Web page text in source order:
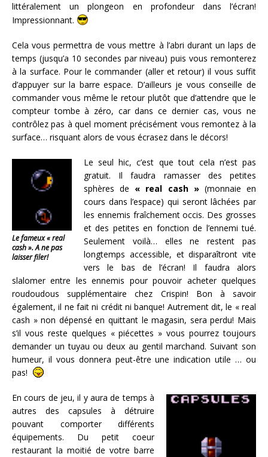
littéralement un plongeon en profondeur dans l’écran!
Impressionnant.
Cela vous permettra de vous mettre à l’abri durant un laps de
temps (jusqu’a 10 secondes par niveau) puis vous remonterez
à la surface. Pour le commander (aller et retour) il vous suffit
d’appuyer sur la barre espace. D’ailleurs je vous conseille de
commander vous même le retour plutôt que d’attendre que le
compteur tombe à zéro, car dans ce dernier cas, vous ne
contrôlez pas à quel moment précisément vous remontez à la
surface… risquant alors de vous écrasez dans le décors!
Le fameux « real
cash ». A ne pas
laisser filer!
Le seul hic, c’est que tout cela n’est pas
gratuit. Il faudra ramasser des petites
sphères de « real cash »(monnaie en
cours dans l’espace) qui seront lâchées par
les ennemis fraîchement occis. Des grosses
et des petites en fonction de l’ennemi tué.
Seulement voilà… elles ne restent pas
longtemps accessible, et disparaîtront vite
vers le bas de l’écran! Il faudra alors
slalomer entre les ennemis pour pouvoir acheter quelques
roudoudous supplémentaire chez Crispin! Bon à savoir
également, il ne fait ni crédit ni banque! Autrement dit, le « real
cash » non dépensé en quittant le magasin, sera perdu! Mais
s’il vous reste quelques « piécettes » vous pourrez toujours
demander un tuyau ou deux au gentil marchand. Suivant son
humeur, il vous donnera peut-être une indication utile … ou
pas!
En cours de jeu, il y aura de temps à
autres des capsules à détruire
pouvant comporter différents
équipements. Du petit coeur
restaurant la moitié de votre barre